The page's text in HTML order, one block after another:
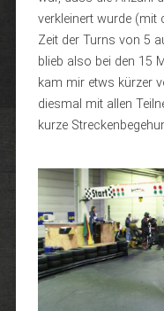
verkleinert wurde (mit
Zeit der Turns von 5
blieb also bei den 15
kam mir etws kürzer
diesmal mit allen
kurze